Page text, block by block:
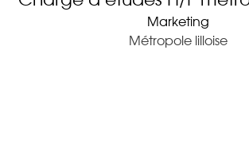
Marketing
Métropole lilloise